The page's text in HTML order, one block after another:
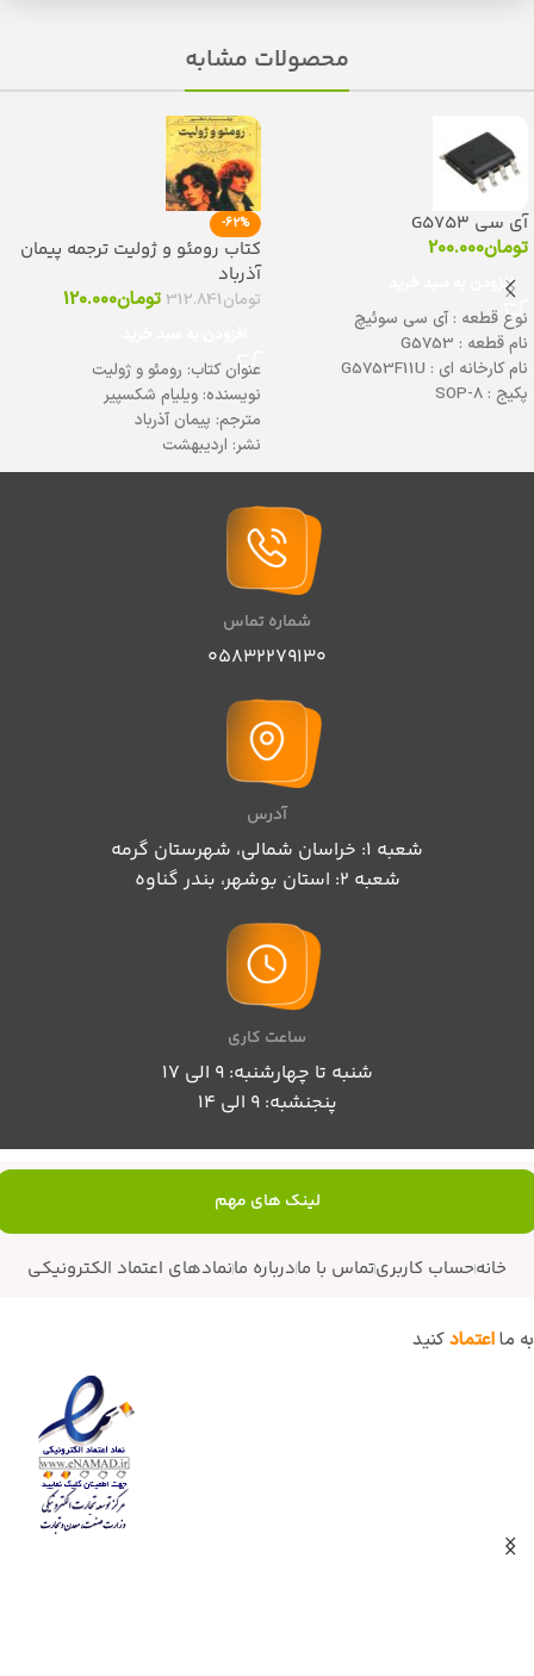
محصولات مشابه
آی سی G5753
تومان200.000
افزودن به سبد خرید
نوع قطعه : آی سی سوئیچ
نام قطعه : G5753
نام کارخانه ای : G5753F11U
پکیج : SOP-8
-62%
کتاب رومئو و ژولیت ترجمه پیمان
آذرباد
تومان312.841 تومان120.000
عنوان کتاب: رومئو و ژولیت
نویسنده: ویلیام شکسپیر
مترجم: پیمان آذرباد
نشر: اردیبهشت
قطع رقعی
موضوع: عاشقانه کلاسیک
نوع جلد شومیز
تعداد صفحات: ۲۰۰ صفحه
شماره تماس
05832279130
آدرس
شعبه 1: خراسان شمالی، شهرستان گرمه
شعبه 2: استان بوشهر، بندر گناوه
ساعت کاری
شنبه تا چهارشنبه: 9 الی 17
پنجنشبه: 9 الی 14
لینک های مهم
خانهحساب کاربریتماس با مادرباره مانمادهای اعتماد الکترونیکی
به مااعتمادکنید